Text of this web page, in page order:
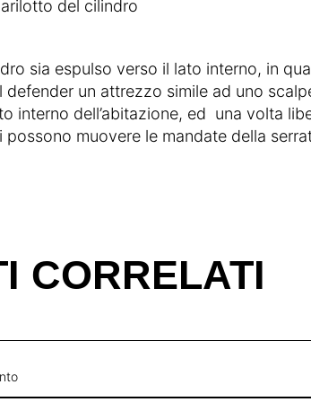
del cilindro
sia espulso verso il lato interno, in
defender un attrezzo simile ad uno
interno dell’abitazione, ed una volta
muovere le mandate della
CORRELATI